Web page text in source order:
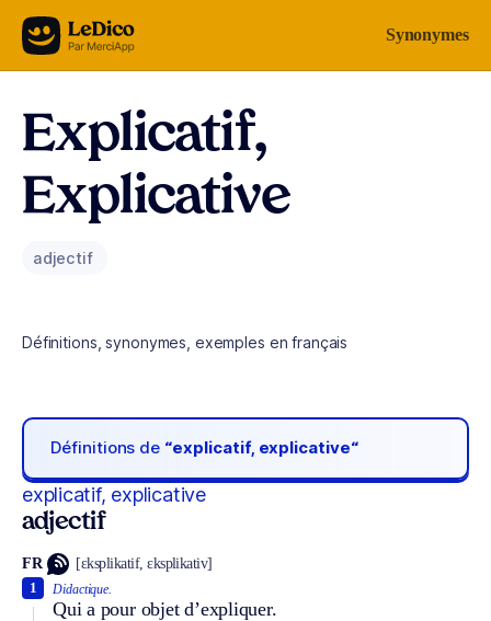
Aller au contenu Synonymes
Explicatif,
Explicative
adjectif
Définitions, synonymes, exemples en français
Définitions de “explicatif, explicative“
explicatif, explicative
adjectif
FR [ɛksplikatif, ɛksplikativ]
Didactique.
Qui a pour objet d’expliquer.
1